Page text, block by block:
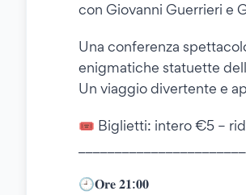
con Giovanni Guerrieri e
Una conferenza
enigmatiche statuette
Un viaggio divertente e
🎟️ Biglietti: intero €5 –
🕘𝐎𝐫𝐞 𝟐𝟏:𝟎𝟎